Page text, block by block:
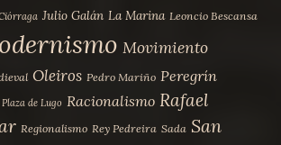
Julio Galán La Marina Leoncio Bescansa
Movimiento
Oleiros Pedro Mariño Peregrín
Plaza de Lugo Racionalismo Rafael
Regionalismo Rey Pedreira Sada San